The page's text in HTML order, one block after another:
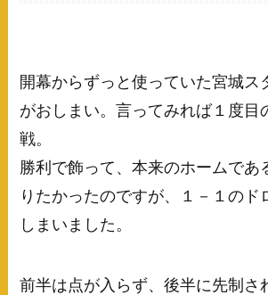
開幕からずっと使っていた宮城ス
がおしまい。言ってみれば１度目
戦。
勝利で飾って、本来のホームであ
りたかったのですが、１－１のド
しまいました。
前半は点が入らず、後半に先制さ